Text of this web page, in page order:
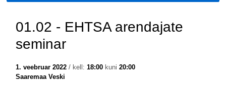
01.02 - EHTSA arendajate
seminar
1. veebruar 2022/ kell: 18:00kuni 20:00
Saaremaa Veski